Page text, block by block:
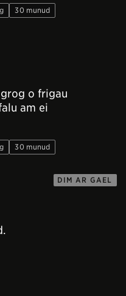
30 munud
o frigau
am ei
30 munud
DIM AR GAEL